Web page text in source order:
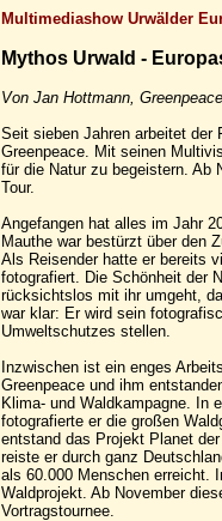
Multimediashow Urwälder
Mythos Urwald -
Von Jan Hottmann,
Seit sieben Jahren arbeitet der
Greenpeace. Mit seinen
für die Natur zu begeistern. Ab
Tour.
Angefangen hat alles im Jahr
Mauthe war bestürzt über den
Als Reisender hatte er bereits
fotografiert. Die Schönheit der
rücksichtslos mit ihr umgeht,
war klar: Er wird sein
Umweltschutzes stellen.
Inzwischen ist ein enges
Greenpeace und ihm
Klima- und Waldkampagne. In
fotografierte er die großen
entstand das Projekt Planet
reiste er durch ganz
als 60.000 Menschen erreicht.
Waldprojekt. Ab November
Vortragstournee.